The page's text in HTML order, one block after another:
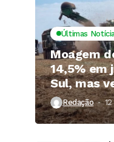
Últimas
Moagem
14,5% em
Sul, mas
superam
Redação